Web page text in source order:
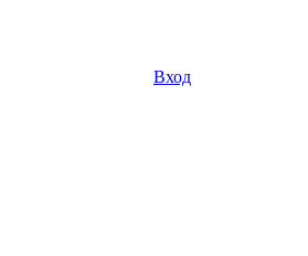
Вход